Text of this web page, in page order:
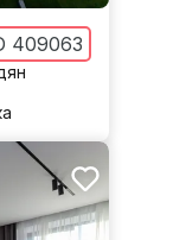
409063